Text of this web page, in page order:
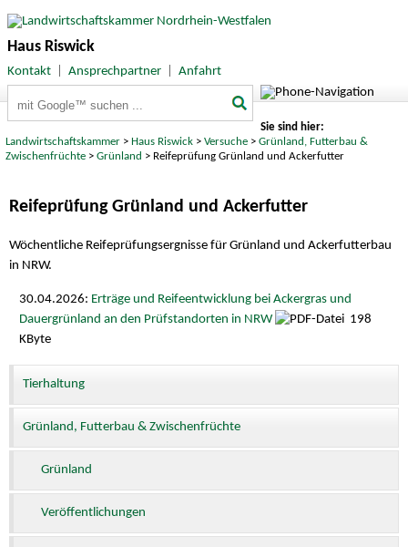
Haus Riswick
Kontakt| Ansprechpartner| Anfahrt
Sie sind hier:
Landwirtschaftskammer > Haus Riswick >Versuche >Grünland, Futterbau &
Zwischenfrüchte >Grünland > Reifeprüfung Grünland und Ackerfutter
Reifeprüfung Grünland und Ackerfutter
Wöchentliche Reifeprüfungsergnisse für Grünland und Ackerfutterbau
in NRW.
30.04.2026: Erträge und Reifeentwicklung bei Ackergras und
Dauergrünland an den Prüfstandorten in NRW
198
KByte
Tierhaltung
Grünland, Futterbau & Zwischenfrüchte
Grünland
Veröffentlichungen